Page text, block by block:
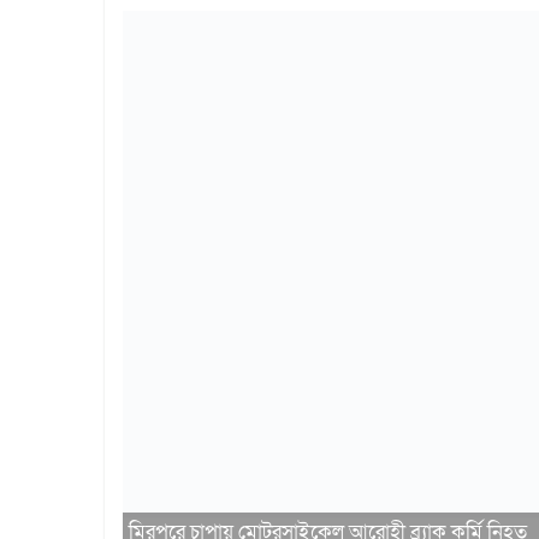
মিরপুরে চাপায় মোটরসাইকেল আরোহী ব্র‍্যাক কর্মি নিহত